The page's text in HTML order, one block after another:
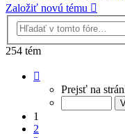
Založiť novú tému
254 tém
Prejsť na
1
2